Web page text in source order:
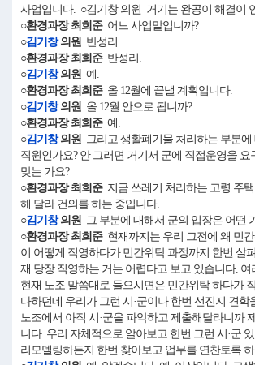
사업입니다. ○김기창 의원 거기는 완공이 해결이
○환경과장 최희준어느 사업말입니까?
○김기창의원 반성리.
○환경과장 최희준반성리.
○김기창의원 예.
○환경과장 최희준올 12월에 끝낼 계획입니다.
○김기창의원 올 12월 안으로 됩니까?
○환경과장 최희준예.
○김기창의원 그리고 생활폐기물 처리하는 부분
직원인가요? 안 그러면 거기서 군에 직접운영을 요
맞는 가요?
○환경과장 최희준지금 쓰레기 처리하는 고령 주
해 달라 건의를 하는 중입니다.
○김기창의원 그 부분에 대해서 군의 입장은 어떤
○환경과장 최희준현재까지는 우리 그전에 왜 민
이 어떻게 직영하다가 민간위탁 과정까지 한번 살
재 당장 직영하는 거는 어렵다고 보고 있습니다. 여
현재 노조 말씀대로 들으시면은 민간위탁 하다가
다하던데 우리가 그런 시·군이나 한번 선진지 견학
노조에서 아직 시·군을 파악하고 제출해달라니까
니다. 우리 자체적으로 알아보고 한번 그런 시·군
리모델링하든지 한번 찾아보고 업무를 연찬토록